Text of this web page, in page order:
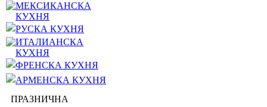
МЕКСИКАНСКА
КУХНЯ
РУСКА КУХНЯ
ИТАЛИАНСКА
КУХНЯ
ФРЕНСКА КУХНЯ
АРМЕНСКА КУХНЯ
ПРАЗНИЧНА